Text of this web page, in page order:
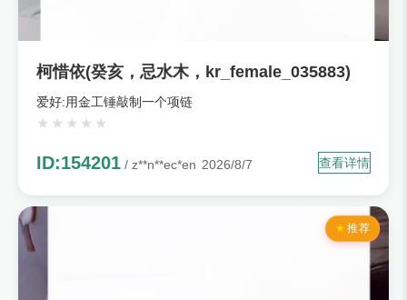
柯惜依(癸亥，忌水木，kr_female_035883)
爱好:用金工锤敲制一个项链
ID:154201 / z**n**ec*en 2026/8/7 查看详情
推荐